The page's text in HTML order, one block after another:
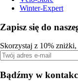
Winter-Expert
Zapisz się do
Skorzystaj z 10% zniżki,
Bądźmy w